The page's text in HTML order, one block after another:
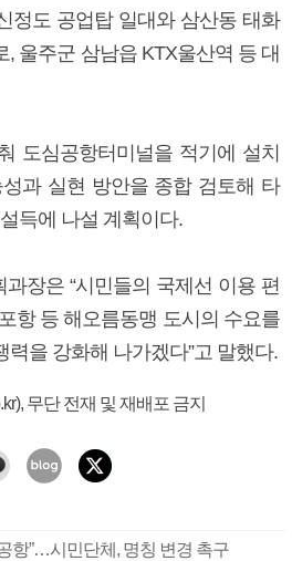
정도 공업탑 일대와 삼산동 태화
, 울주군 삼남읍 KTX울산역 등 대
도심공항터미널을 적기에 설치
과 실현 방안을 종합 검토해 타
득에 나설 계획이다.
장은 “시민들의 국제선 이용 편
항 등 해오름동맹 도시의 수요를
력을 강화해 나가겠다”고 말했다.
무단 전재 및 재배포 금지
항”…시민단체, 명칭 변경 촉구